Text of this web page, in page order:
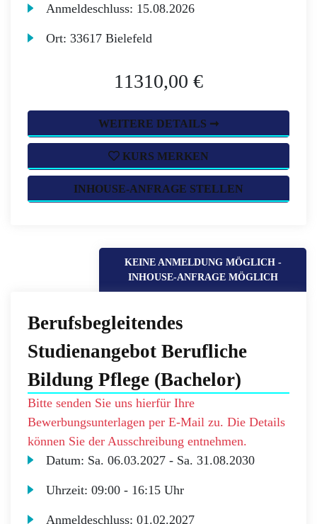
Anmeldeschluss: 15.08.2026
Ort:33617 Bielefeld
11310,00 €
WEITERE DETAILS ➞
KURS MERKEN
INHOUSE-ANFRAGE STELLEN
KEINE ANMELDUNG MÖGLICH -
INHOUSE-ANFRAGE MÖGLICH
Berufsbegleitendes
Studienangebot Berufliche
Bildung Pflege (Bachelor)
Bitte senden Sie uns hierfür Ihre
Bewerbungsunterlagen per E-Mail zu. Die Details
können Sie der Ausschreibung entnehmen.
Datum: Sa. 06.03.2027 - Sa. 31.08.2030
Uhrzeit:09:00 - 16:15 Uhr
Anmeldeschluss:01.02.2027